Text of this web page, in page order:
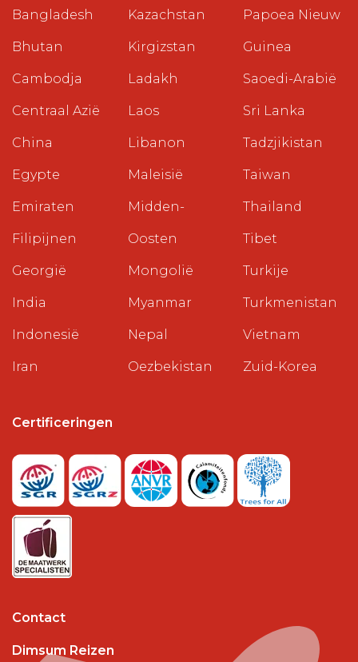
Bangladesh
Bhutan
Cambodja
Centraal Azië
China
Egypte
Emiraten
Filipijnen
Georgië
India
Indonesië
Iran
Kazachstan
Kirgizstan
Ladakh
Laos
Libanon
Maleisië
Midden-
Oosten
Mongolië
Myanmar
Nepal
Oezbekistan
Papoea Nieuw
Guinea
Saoedi-Arabië
Sri Lanka
Tadzjikistan
Taiwan
Thailand
Tibet
Turkije
Turkmenistan
Vietnam
Zuid-Korea
Certificeringen
Contact
Dimsum Reizen